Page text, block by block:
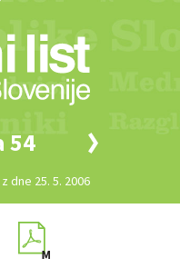
54
dne 25. 5. 2006